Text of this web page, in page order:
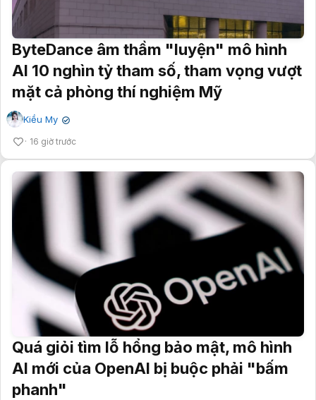
ByteDance âm thầm "luyện" mô hình
AI 10 nghìn tỷ tham số, tham vọng vượt
mặt cả phòng thí nghiệm Mỹ
Kiều My ✔
16 giờ trước
Quá giỏi tìm lỗ hổng bảo mật, mô hình
AI mới của OpenAI bị buộc phải "bấm
phanh"